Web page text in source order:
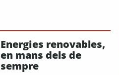
Energies renovables,
en mans dels de
sempre